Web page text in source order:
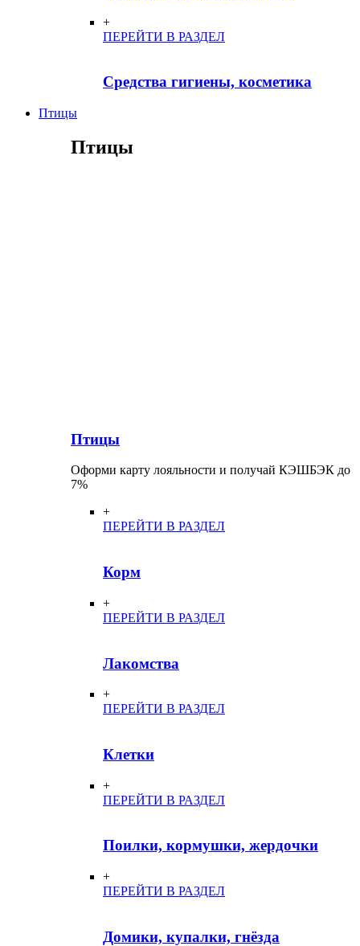
+
ПЕРЕЙТИ В РАЗДЕЛ
Средства гигиены, косметика
Птицы
Птицы
Птицы
Оформи карту лояльности и получай КЭШБЭК до
7%
+
ПЕРЕЙТИ В РАЗДЕЛ
Корм
+
ПЕРЕЙТИ В РАЗДЕЛ
Лакомства
+
ПЕРЕЙТИ В РАЗДЕЛ
Клетки
+
ПЕРЕЙТИ В РАЗДЕЛ
Поилки, кормушки, жердочки
+
ПЕРЕЙТИ В РАЗДЕЛ
Домики, купалки, гнёзда